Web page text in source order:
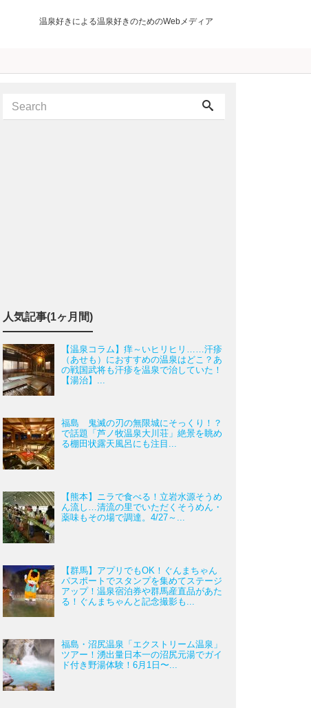
温泉好きによる温泉好きのためのWebメディア
人気記事(1ヶ月間)
【温泉コラム】痒～いヒリヒリ……汗疹
（あせも）におすすめの温泉はどこ？あ
の戦国武将も汗疹を温泉で治していた！
【湯治】...
福島 鬼滅の刃の無限城にそっくり！？
で話題「芦ノ牧温泉大川荘」絶景を眺め
る棚田状露天風呂にも注目...
【熊本】ニラで食べる！立岩水源そうめ
ん流し…清流の里でいただくそうめん・
薬味もその場で調達。4/27～...
【群馬】アプリでもOK！ぐんまちゃん
パスポートでスタンプを集めてステージ
アップ！温泉宿泊券や群馬産直品があた
る！ぐんまちゃんと記念撮影も...
福島・沼尻温泉「エクストリーム温泉」
ツアー！湧出量日本一の沼尻元湯でガイ
ド付き野湯体験！6月1日〜...